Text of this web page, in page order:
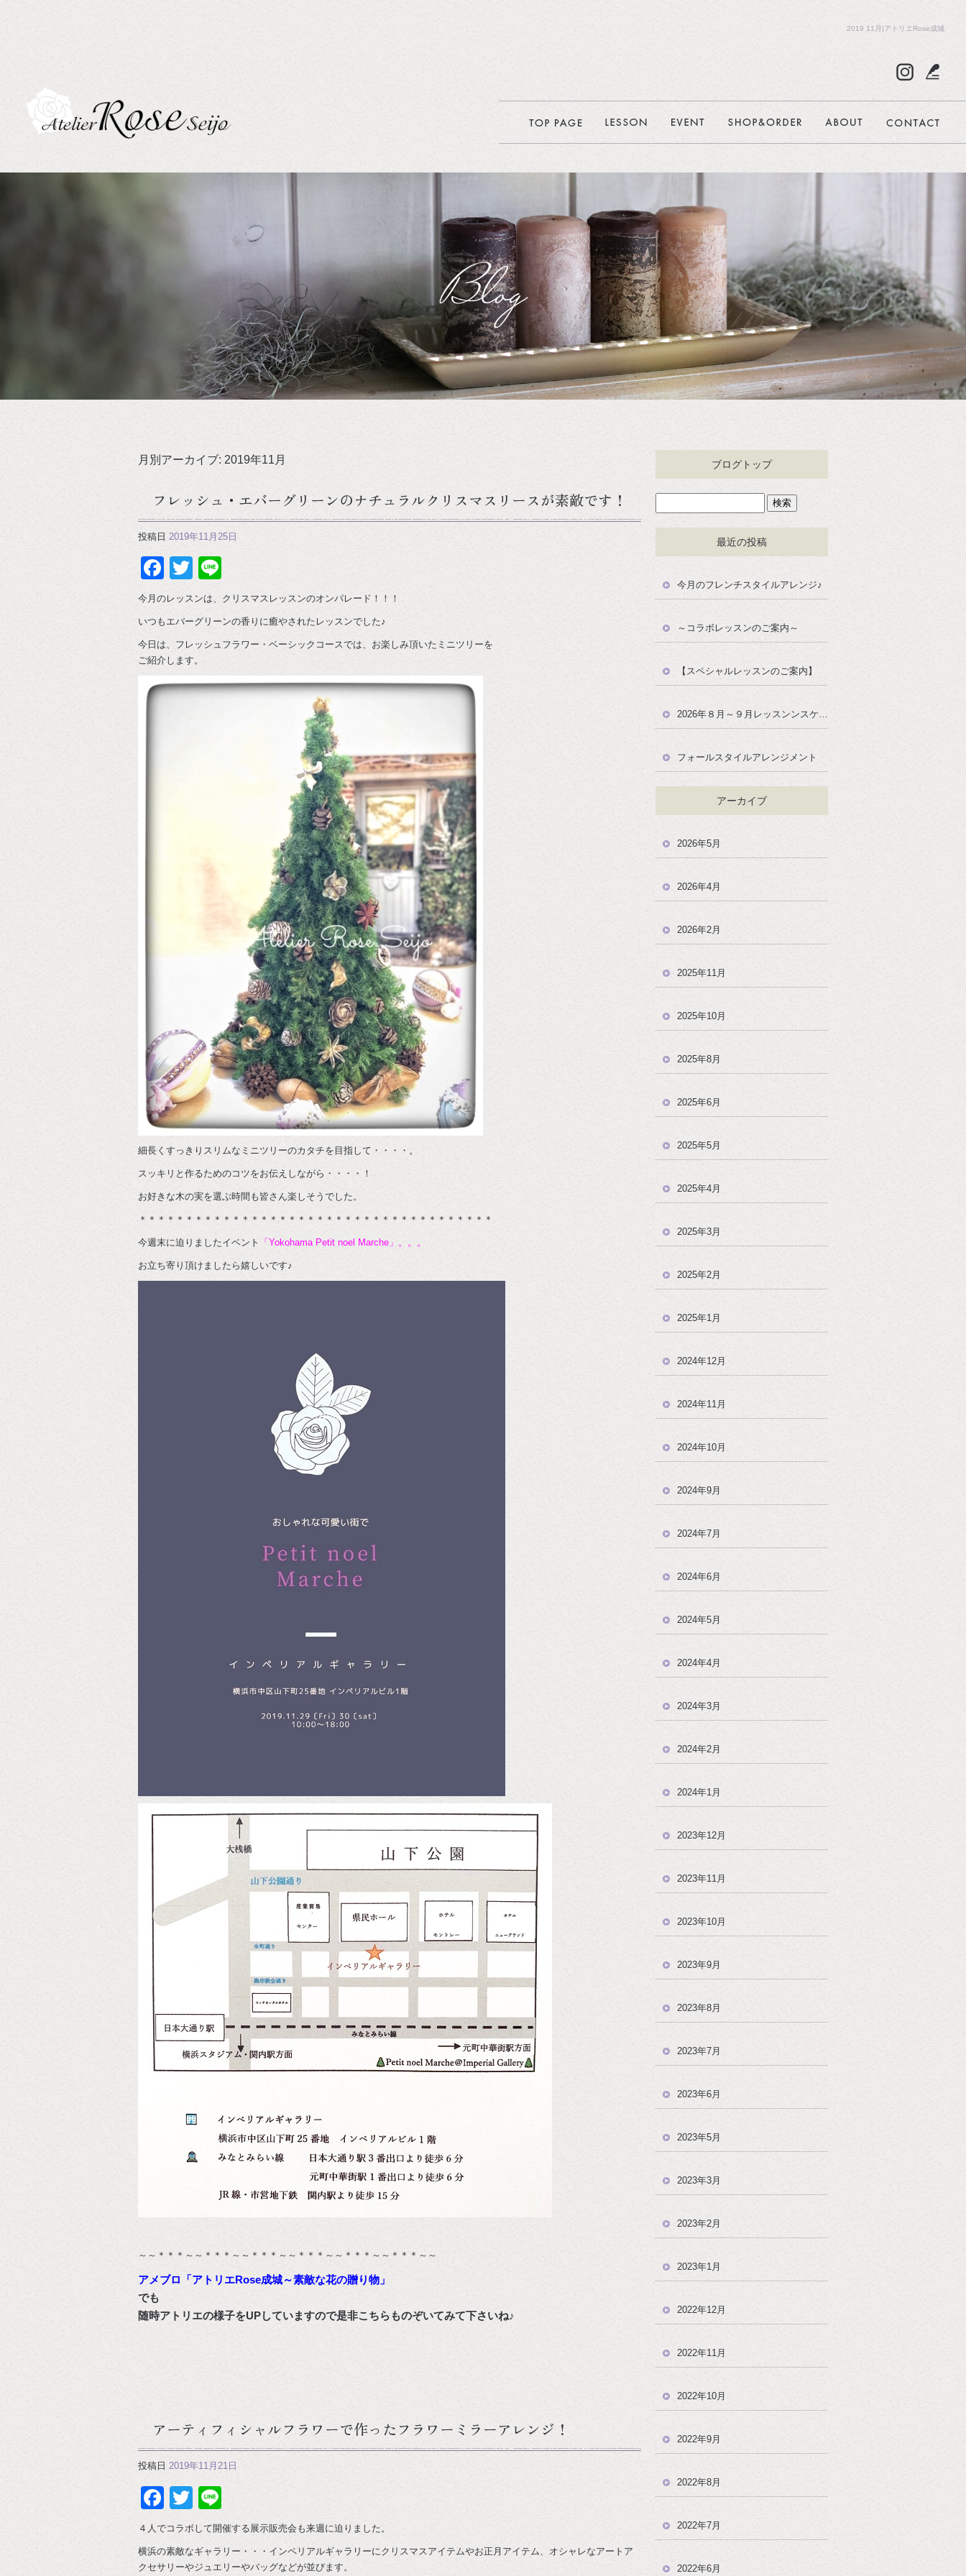
2019 11月|アトリエRose成城
月別アーカイブ: 2019年11月
フレッシュ・エバーグリーンのナチュラルクリスマスリースが素敵です！
投稿日 2019年11月25日
Facebook
Twitter
今月のレッスンは、クリスマスレッスンのオンパレード！！！
いつもエバーグリーンの香りに癒やされたレッスンでした♪
今日は、フレッシュフラワー・ベーシックコースでは、お楽しみ頂いたミニツリーを
ご紹介します。
細長くすっきりスリムなミニツリーのカタチを目指して・・・・。
スッキリと作るためのコツをお伝えしながら・・・・！
お好きな木の実を選ぶ時間も皆さん楽しそうでした。
＊＊＊＊＊＊＊＊＊＊＊＊＊＊＊＊＊＊＊＊＊＊＊＊＊＊＊＊＊＊＊＊＊＊＊＊＊＊
今週末に迫りましたイベント 「Yokohama Petit noel Marche」。。。
お立ち寄り頂けましたら嬉しいです♪
～～＊＊＊～～＊＊＊～～＊＊＊～～＊＊＊～～＊＊＊～～＊＊＊～～
アメブロ「アトリエRose成城～素敵な花の贈り物」
でも
随時アトリエの様子をUPしていますので是非こちらものぞいてみて下さいね♪
アーティフィシャルフラワーで作ったフラワーミラーアレンジ！
投稿日 2019年11月21日
Facebook
Twitter
４人でコラボして開催する展示販売会も来週に迫りました。
横浜の素敵なギャラリー・・・インペリアルギャラリーにクリスマスアイテムやお正月アイテム、オシャレなアートア
クセサリーやジュエリーやバッグなどが並びます。
ブログトップ
最近の投稿
今月のフレンチスタイルアレンジ♪
～コラボレッスンのご案内～
【スペシャルレッスンのご案内】
フォールスタイルアレンジメント
アーカイブ
2026年5月
2026年4月
2026年2月
2025年11月
2025年10月
2025年8月
2025年6月
2025年5月
2025年4月
2025年3月
2025年2月
2025年1月
2024年12月
2024年11月
2024年10月
2024年9月
2024年7月
2024年6月
2024年5月
2024年4月
2024年3月
2024年2月
2024年1月
2023年12月
2023年11月
2023年10月
2023年9月
2023年8月
2023年7月
2023年6月
2023年5月
2023年3月
2023年2月
2023年1月
2022年12月
2022年11月
2022年10月
2022年9月
2022年8月
2022年7月
2022年6月